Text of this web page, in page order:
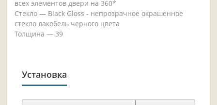
всех элементов двери на 360*
Стекло — Black Gloss - непрозрачное окрашенное
стекло лакобель черного цвета
Толщина — 39
Установка